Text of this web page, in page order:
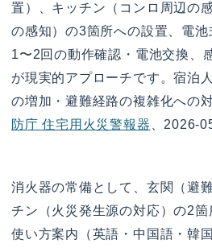
置）、キッチン（コンロ周辺の
の感知）の3箇所への設置、電
1〜2回の動作確認・電池交換、
が現実的アプローチです。宿泊
の増加・避難経路の複雑化への
防庁 住宅用火災警報器 、2026-
消火器の常備として、玄関（避
チン（火災発生源の対応）の2
使い方案内（英語・中国語・韓